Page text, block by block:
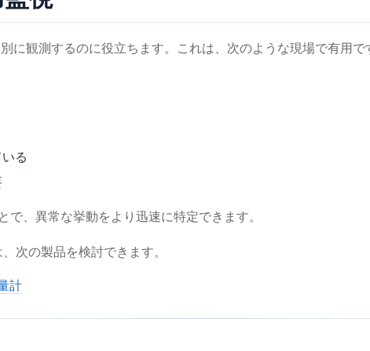
に観測するのに役立ちます。これは、次のような現場で有用で
る
、異常な挙動をより迅速に特定できます。
次の製品を検討できます。
計